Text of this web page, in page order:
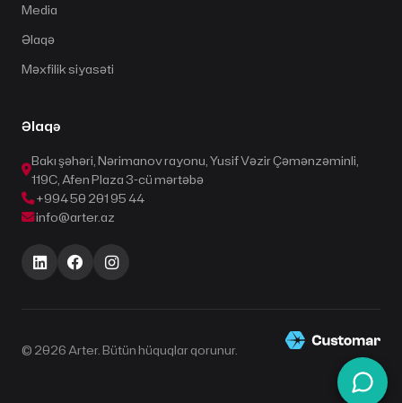
Media
Əlaqə
Məxfilik siyasəti
Əlaqə
Bakı şəhəri, Nərimanov rayonu, Yusif Vəzir Çəmənzəminli,
119C, Afen Plaza 3-cü mərtəbə
+994 50 201 95 44
info@arter.az
© 2026 Arter. Bütün hüquqlar qorunur.